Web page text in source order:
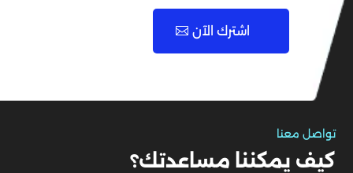
اشترك الآن
تواصل معنا
كيف يمكننا مساعدتك؟